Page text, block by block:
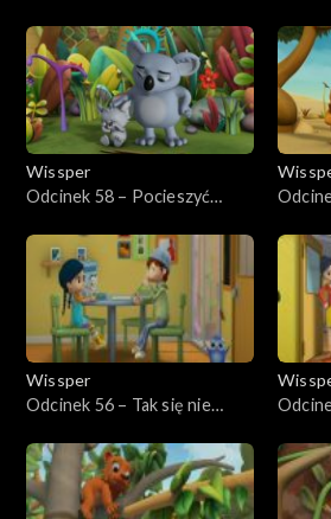
Wissper
Odcinek 58 – Pocieszyć
Wissper
Odcinek 56 – Tak się nie